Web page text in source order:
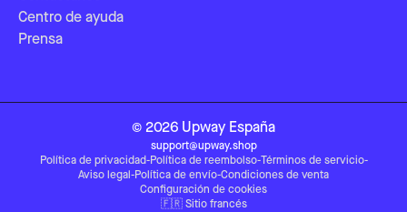
Centro de ayuda
Prensa
© 2026 Upway España
support@upway.shop
Política de privacidad-Política de reembolso-Términos de servicio-
Aviso legal -Política de envío-Condiciones de venta
Configuración de cookies
🇫🇷 Sitio francés